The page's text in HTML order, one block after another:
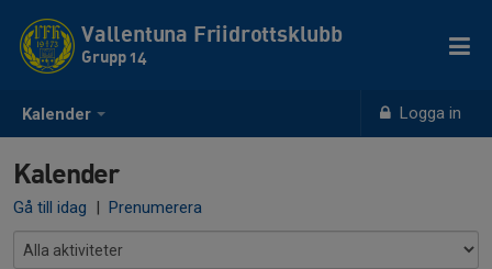
Kalender Logga in
Vallentuna Friidrottsklubb
Grupp 14
Kalender
Gå till idag | Prenumerera